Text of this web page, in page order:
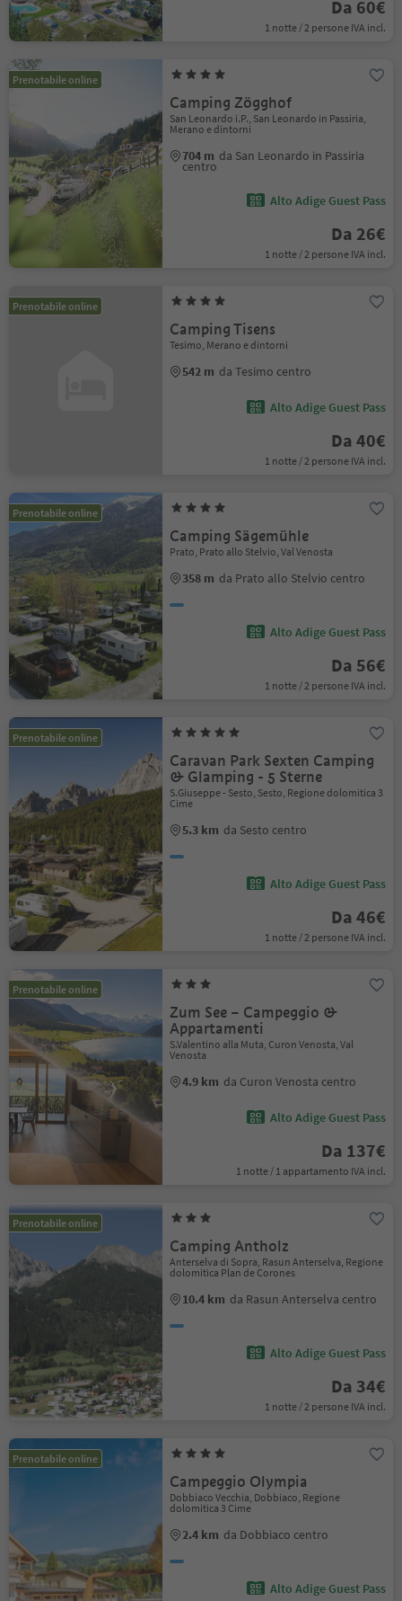
Da 60€
1 notte / 2 persone IVA incl.
Prenotabile online
Camping Zögghof
San Leonardo i.P., San Leonardo in Passiria,
Merano e dintorni
704 m da San Leonardo in Passiria
centro
Alto Adige Guest Pass
Da 26€
1 notte / 2 persone IVA incl.
Prenotabile online
Camping Tisens
Tesimo, Merano e dintorni
542 m da Tesimo centro
Alto Adige Guest Pass
Da 40€
1 notte / 2 persone IVA incl.
Prenotabile online
Camping Sägemühle
Prato, Prato allo Stelvio, Val Venosta
358 m da Prato allo Stelvio centro
Alto Adige Guest Pass
Da 56€
1 notte / 2 persone IVA incl.
Prenotabile online
Caravan Park Sexten Camping
& Glamping - 5 Sterne
S.Giuseppe - Sesto, Sesto, Regione dolomitica 3
Cime
5.3 km da Sesto centro
Alto Adige Guest Pass
Da 46€
1 notte / 2 persone IVA incl.
Prenotabile online
Zum See – Campeggio &
Appartamenti
S.Valentino alla Muta, Curon Venosta, Val
Venosta
4.9 km da Curon Venosta centro
Alto Adige Guest Pass
Da 137€
1 notte / 1 appartamento IVA incl.
Prenotabile online
Camping Antholz
Anterselva di Sopra, Rasun Anterselva, Regione
dolomitica Plan de Corones
10.4 km da Rasun Anterselva centro
Alto Adige Guest Pass
Da 34€
1 notte / 2 persone IVA incl.
Prenotabile online
Campeggio Olympia
Dobbiaco Vecchia, Dobbiaco, Regione
dolomitica 3 Cime
2.4 km da Dobbiaco centro
Alto Adige Guest Pass